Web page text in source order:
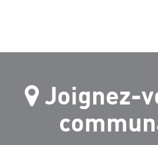
Joignez-